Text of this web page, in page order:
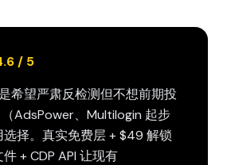
/ 5
希望严肃反检测但不想前期投
AdsPower、Multilogin 起步
择。真实免费层 + $49 解锁
+ CDP API 让现有